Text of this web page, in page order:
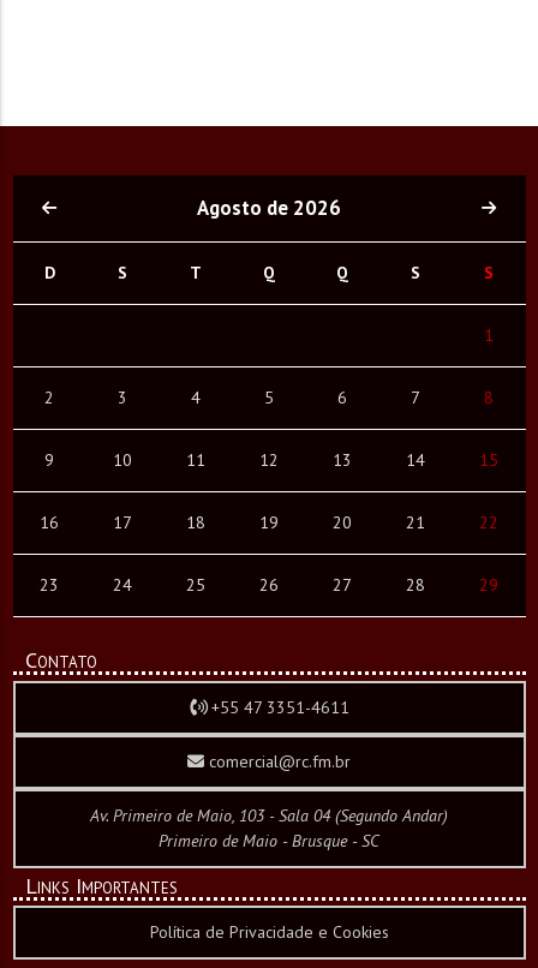
Agosto de 2026
D S T Q Q S S
1
2 3 4 5 6 7 8
9 10 11 12 13 14 15
16 17 18 19 20 21 22
23 24 25 26 27 28 29
Contato
+55 47 3351-4611
comercial@rc.fm.br
Av. Primeiro de Maio, 103 - Sala 04 (Segundo Andar)
Primeiro de Maio - Brusque - SC
Links Importantes
Política de Privacidade e Cookies